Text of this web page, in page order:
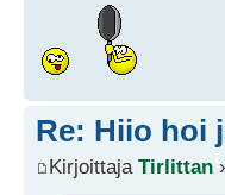
Re: Hiio hoi
Kirjoittaja Tirlittan